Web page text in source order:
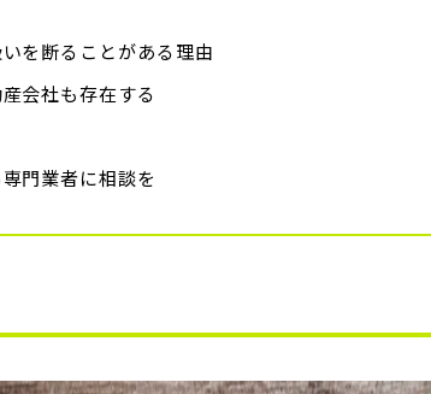
を断ることがある理由
会社も存在する
門業者に相談を